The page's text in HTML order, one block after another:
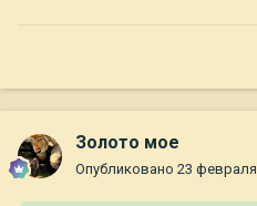
Золото мое
Опубликовано 23